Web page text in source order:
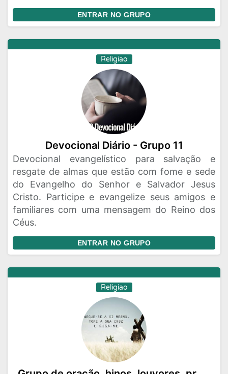
ENTRAR NO GRUPO
Religiao
Devocional Diário - Grupo 11
Devocional evangelístico para salvação e
resgate de almas que estão com fome e sede
do Evangelho do Senhor e Salvador Jesus
Cristo. Participe e evangelize seus amigos e
familiares com uma mensagem do Reino dos
Céus.
ENTRAR NO GRUPO
Religiao